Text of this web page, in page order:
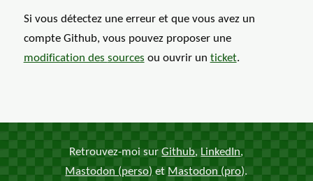
Si vous détectez une erreur et que vous avez un
compte Github, vous pouvez proposer une
modification des sources ou ouvrir un ticket.
Retrouvez-moi surGithub, LinkedIn,
Mastodon (perso) et Mastodon (pro).